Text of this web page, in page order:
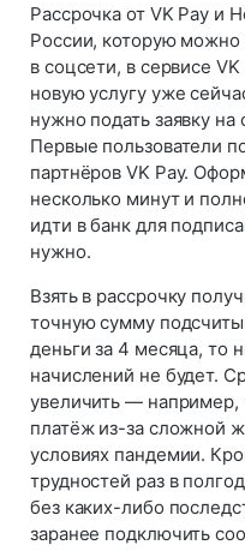
Рассрочка от VK Pay и
России, которую можно
в соцсети, в сервисе
новую услугу уже
нужно подать заявку
Первые пользователи
партнёров VK Pay.
несколько минут и
идти в банк для
нужно.
Взять в рассрочку
точную сумму
деньги за 4 месяца, то
начислений не будет.
увеличить —
платёж из-за сложной
условиях пандемии.
трудностей раз в
без каких-либо
заранее подключить